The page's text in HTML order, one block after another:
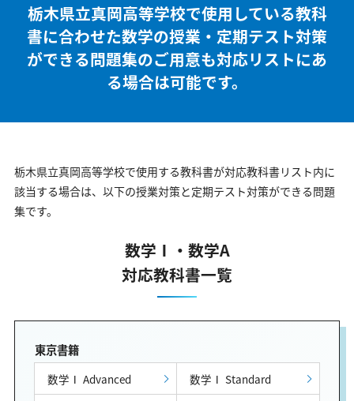
栃木県立真岡高等学校で使用している教科
書に合わせた数学の授業・定期テスト対策
ができる問題集のご用意も対応リストにあ
る場合は可能です。
栃木県立真岡高等学校で使用する教科書が対応教科書リスト内に
該当する場合は、以下の授業対策と定期テスト対策ができる問題
集です。
数学Ⅰ・数学A
対応教科書一覧
東京書籍
数学Ⅰ Advanced
数学Ⅰ Standard